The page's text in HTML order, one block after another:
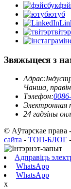
ютуб
твітэр
Звяжыцеся з
Адрас:
Чанша,
Тэлефон:
24 гадзіны
© Аўтарскае права
сайта - ТОП-БЛОГ -
Адправіць
WhatsApp
WhatsApp
x